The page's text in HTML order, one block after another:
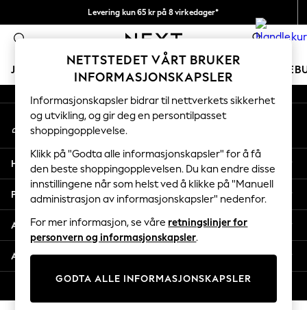
Levering kun 65 kr på 8 virkedager*
Vi betaler alle tollavgifter 0
JENTER GUTTER BABY KVINNER MENN
GIRLS
New In
50 - 92cm
98 - 110cm
116 - 134cm
140 - 174cm
Trending: Top & Short Sets
Trending: Clogs
Toy Story
THE SET
Coats & Jackets
Sweatshirts & Hoodies
An error occurred on client
Våre sosiale nettverk
Min konto
Logg inn på kontoen din
Hjelp
Personvern & Juridisk
Avdelinger
Andre tjenester
NETTSTEDET VÅRT BRUKER
INFORMASJONSKAPSLER
Informasjonskapsler bidrar til nettverkets sikkerhet
og utvikling, og gir deg en persontilpasset
shoppingopplevelse.
Klikk på "Godta alle informasjonskapsler" for å få
den beste shoppingopplevelsen. Du kan endre disse
innstillingene når som helst ved å klikke på "Manuell
administrasjon av informasjonskapsler" nedenfor.
For mer informasjon, se våre retningslinjer for
personvern og informasjonskapsler.
GODTA ALLE INFORMASJONSKAPSLER